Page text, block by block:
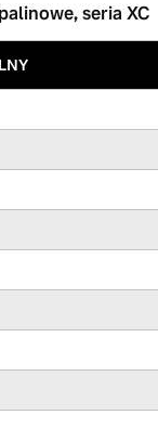
seria XC